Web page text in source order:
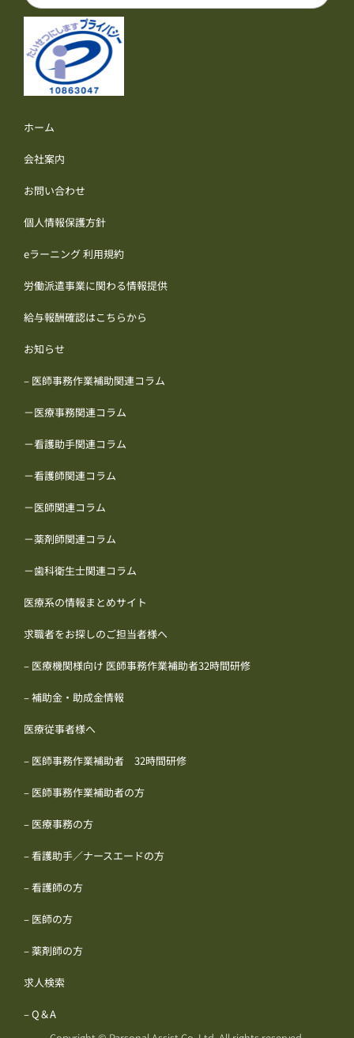
ホーム
会社案内
お問い合わせ
個人情報保護方針
eラーニング 利用規約
労働派遣事業に関わる情報提供
給与報酬確認はこちらから
お知らせ
– 医師事務作業補助関連コラム
－医療事務関連コラム
－看護助手関連コラム
－看護師関連コラム
－医師関連コラム
－薬剤師関連コラム
－歯科衛生士関連コラム
医療系の情報まとめサイト
求職者をお探しのご担当者様へ
– 医療機関様向け 医師事務作業補助者32時間研修
– 補助金・助成金情報
医療従事者様へ
– 医師事務作業補助者 32時間研修
– 医師事務作業補助者の方
– 医療事務の方
– 看護助手／ナースエードの方
– 看護師の方
– 医師の方
– 薬剤師の方
求人検索
– Q＆A